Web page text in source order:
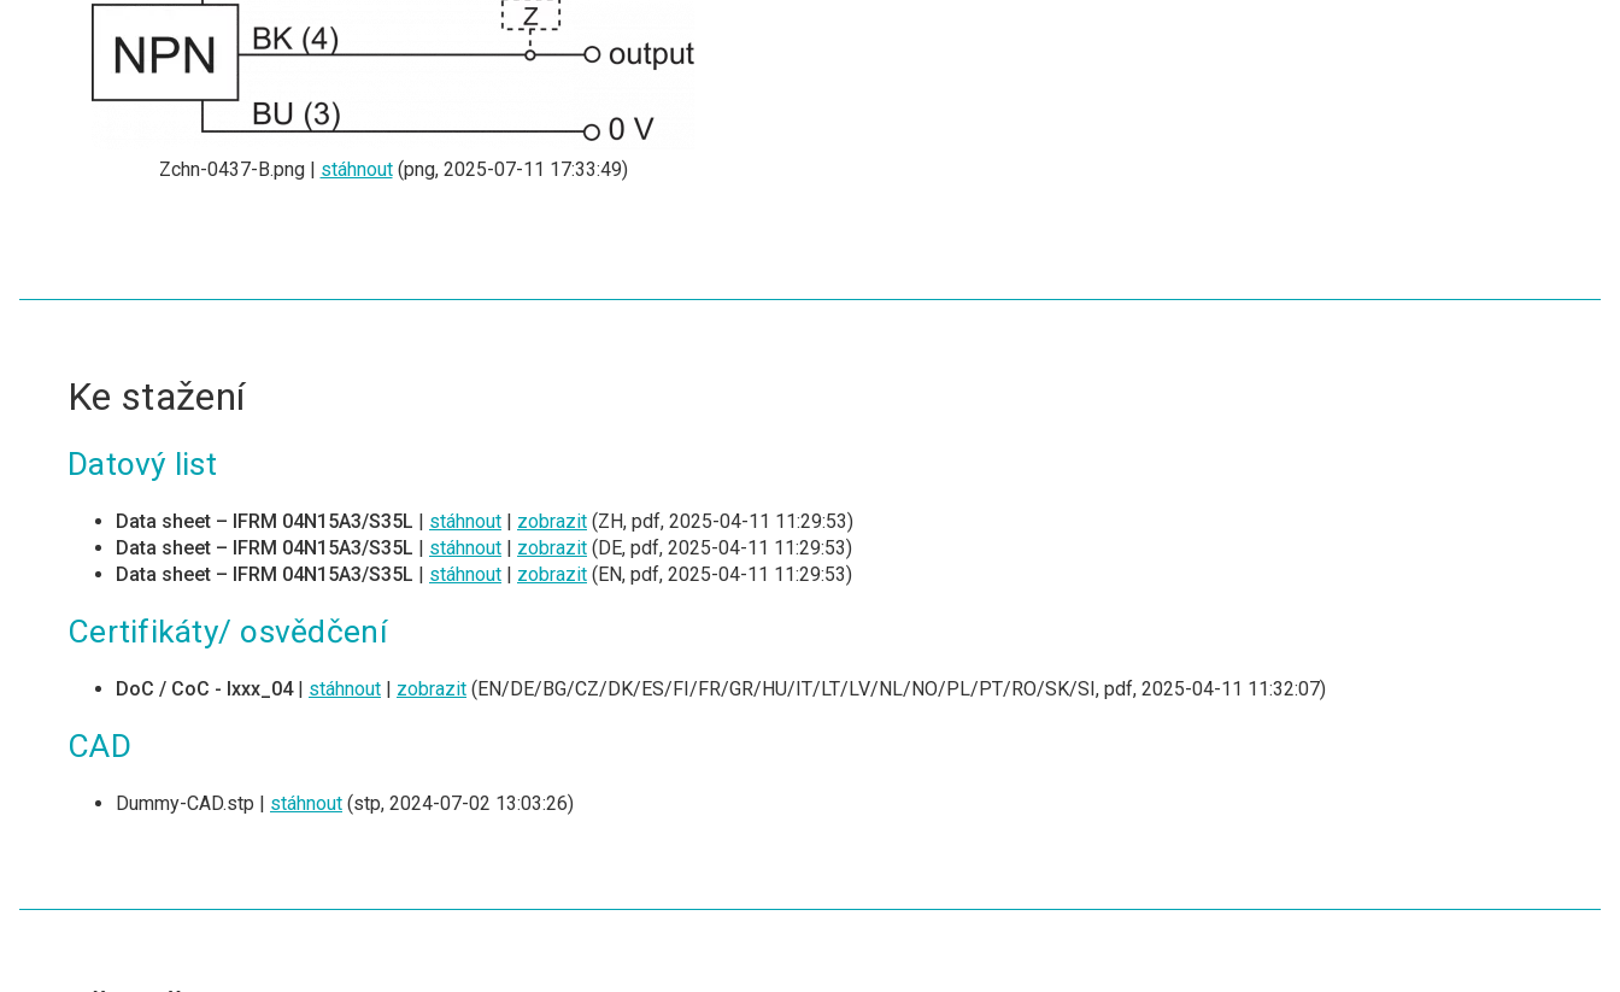
Zchn-0437-B.png | stáhnout(png, 2025-07-11 17:33:49)
Ke stažení
Datový list
Data sheet – IFRM 04N15A3/S35L | stáhnout | zobrazit (ZH, pdf, 2025-04-11 11:29:53)
Data sheet – IFRM 04N15A3/S35L | stáhnout | zobrazit (DE, pdf, 2025-04-11 11:29:53)
Data sheet – IFRM 04N15A3/S35L | stáhnout | zobrazit (EN, pdf, 2025-04-11 11:29:53)
Certifikáty/ osvědčení
DoC / CoC - Ixxx_04| stáhnout | zobrazit (EN/DE/BG/CZ/DK/ES/FI/FR/GR/HU/IT/LT/LV/NL/NO/PL/PT/RO/SK/SI, pdf, 2025-04-11 11:32:07)
CAD
Dummy-CAD.stp | stáhnout (stp, 2024-07-02 13:03:26)